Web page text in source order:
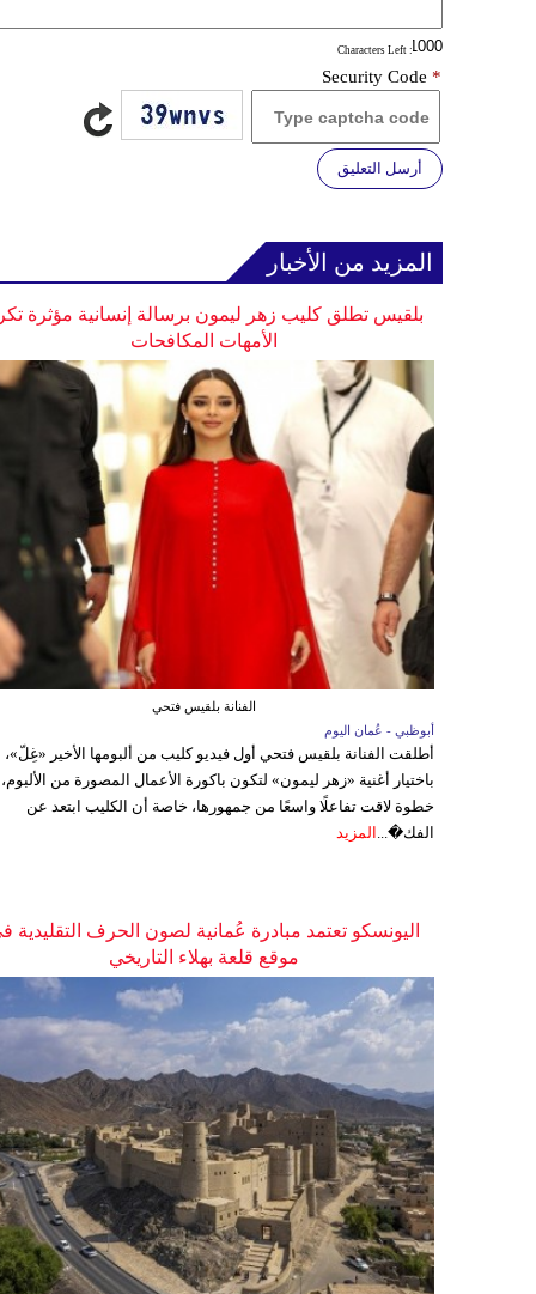
: Characters Left
Security Code *
أرسل التعليق
المزيد من الأخبار
بلقيس تطلق كليب زهر ليمون برسالة إنسانية مؤثرة
الأمهات المكافحات
الفنانة بلقيس فتحي
أبوظبي - عُمان اليوم
أطلقت الفنانة بلقيس فتحي أول فيديو كليب من ألبومها الأخير «غِلّ»،
باختيار أغنية «زهر ليمون» لتكون باكورة الأعمال المصورة من
خطوة لاقت تفاعلًا واسعًا من جمهورها، خاصة أن الكليب ابتعد عن
الفك�... المزيد
اليونسكو تعتمد مبادرة عُمانية لصون الحرف التقليدية
موقع قلعة بهلاء التاريخي